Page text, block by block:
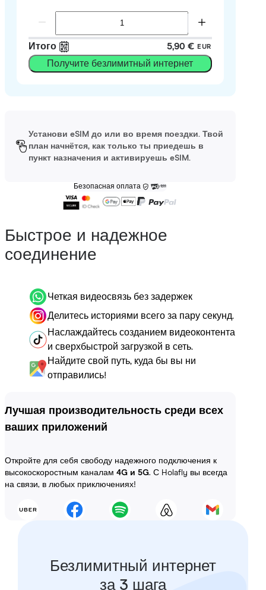
Итого 5,90 € EUR
Получите безлимитный интернет
Установи eSIM до или во время поездки. Твой
план начнётся, как только ты приедешь в
пункт назначения и активируешь eSIM.
Безопасная оплата
Быстрое и надежное
соединение
Четкая видеосвязь без задержек
Делитесь историями всего за пару секунд.
Наслаждайтесь созданием видеоконтента
и сверхбыстрой загрузкой в сеть.
Найдите свой путь, куда бы вы ни
отправились!
Лучшая производительность среди всех
ваших приложений
Откройте для себя свободу надежного подключения к
высокоскоростным каналам 4G и 5G. С Holafly вы всегда
на связи, в любых приключениях!
Безлимитный интернет
за 3 шага